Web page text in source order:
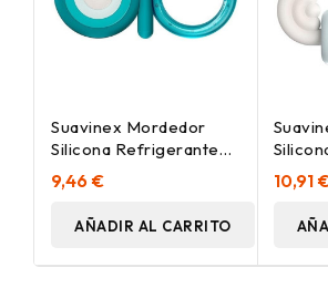
Suavinex Mordedor
Silicona Refrigerante
+4 Meses Etapa 2 1Ud
9,46 €
AÑADIR AL CARRITO
Meses
10,91